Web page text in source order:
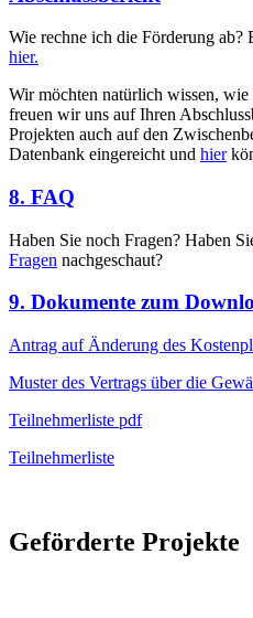
Wie rechne ich die Förderung
hier.
Wir möchten natürlich wissen,
freuen wir uns auf Ihren
Projekten auch auf den
Datenbank eingereicht und hier
8. FAQ
Haben Sie noch Fragen? Haben
Fragen nachgeschaut?
9. Dokumente zum
Antrag auf Änderung des
Muster des Vertrags über die
Teilnehmerliste pdf
Teilnehmerliste
Geförderte Projekte